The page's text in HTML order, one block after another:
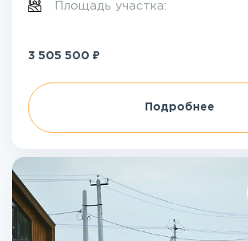
Площадь участка:
3 505 500 ₽
Подробнее